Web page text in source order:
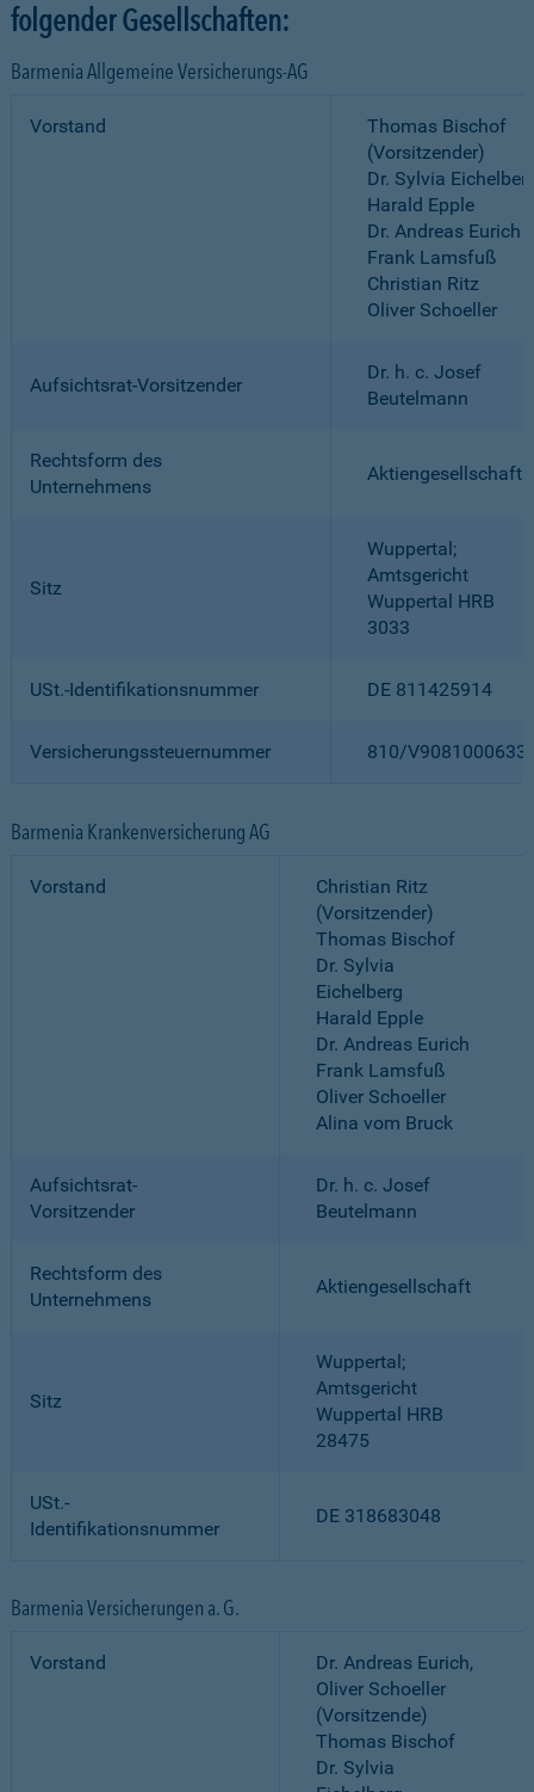
folgender Gesellschaften:
Barmenia Allgemeine Versicherungs-AG
Vorstand
Thomas Bischof
(Vorsitzender)
Dr. Sylvia
Harald Epple
Dr. Andreas Eurich
Frank Lamsfuß
Christian Ritz
Oliver Schoeller
Aufsichtsrat-Vorsitzender
Dr. h. c. Josef
Beutelmann
Rechtsform des
Unternehmens
Aktiengesellschaft
Sitz
Wuppertal;
Amtsgericht
Wuppertal HRB
3033
USt.-Identifikationsnummer DE 811425914
Versicherungssteuernummer 810/
Barmenia Krankenversicherung AG
Vorstand
Christian Ritz
(Vorsitzender)
Thomas Bischof
Dr. Sylvia
Eichelberg
Harald Epple
Dr. Andreas Eurich
Frank Lamsfuß
Oliver Schoeller
Alina vom Bruck
Aufsichtsrat-
Vorsitzender
Dr. h. c. Josef
Beutelmann
Rechtsform des
Unternehmens
Aktiengesellschaft
Sitz
Wuppertal;
Amtsgericht
Wuppertal HRB
28475
USt.-
Identifikationsnummer
DE 318683048
Barmenia Versicherungen a. G.
Vorstand
Dr. Andreas Eurich,
Oliver Schoeller
(Vorsitzende)
Thomas Bischof
Dr. Sylvia